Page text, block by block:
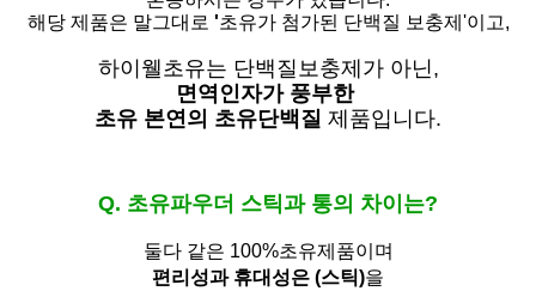
해당 제품은 말그대로 '초유가 첨가된 단백질 보충제'이고,
하이웰초유는 단백질보충제가 아닌,
면역인자가 풍부한
초유 본연의 초유단백질 제품입니다.
Q. 초유파우더 스틱과 통의 차이는?
둘다 같은 100%초유제품이며
편리성과 휴대성은 (스틱)을